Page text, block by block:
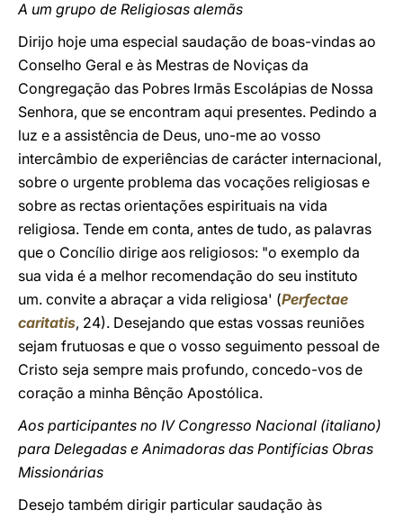
A um grupo de Religiosas alemãs
Dirijo hoje uma especial saudação de boas-vindas ao
Conselho Geral e às Mestras de Noviças da
Congregação das Pobres Irmãs Escolápias de Nossa
Senhora, que se encontram aqui presentes. Pedindo a
luz e a assistência de Deus, uno-me ao vosso
intercâmbio de experiências de carácter internacional,
sobre o urgente problema das vocações religiosas e
sobre as rectas orientações espirituais na vida
religiosa. Tende em conta, antes de tudo, as palavras
que o Concílio dirige aos religiosos: "o exemplo da
sua vida é a melhor recomendação do seu instituto
um. convite a abraçar a vida religiosa' (Perfectae
caritatis, 24). Desejando que estas vossas reuniões
sejam frutuosas e que o vosso seguimento pessoal de
Cristo seja sempre mais profundo, concedo-vos de
coração a minha Bênção Apostólica.
Aos participantes no IV Congresso Nacional (italiano)
para Delegadas e Animadoras das Pontifícias Obras
Missionárias
Desejo também dirigir particular saudação às